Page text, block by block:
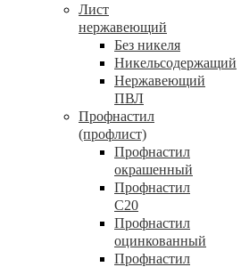
Лист
нержавеющий
Без никеля
Никельсодержащий
Нержавеющий
ПВЛ
Профнастил
(профлист)
Профнастил
окрашенный
Профнастил
С20
Профнастил
оцинкованный
Профнастил